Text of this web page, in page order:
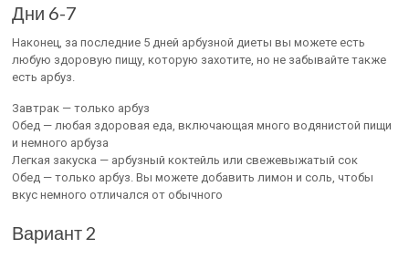
Дни 6-7
Наконец, за последние 5 дней арбузной диеты вы можете есть
любую здоровую пищу, которую захотите, но не забывайте также
есть арбуз.
Завтрак — только арбуз
Обед — любая здоровая еда, включающая много водянистой пищи
и немного арбуза
Легкая закуска — арбузный коктейль или свежевыжатый сок
Обед — только арбуз. Вы можете добавить лимон и соль, чтобы
вкус немного отличался от обычного
Вариант 2